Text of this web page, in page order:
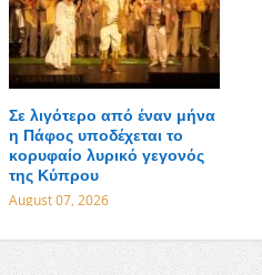
Σε λιγότερο από έναν μήνα
η Πάφος υποδέχεται το
κορυφαίο λυρικό γεγονός
της Κύπρου
August 07, 2026